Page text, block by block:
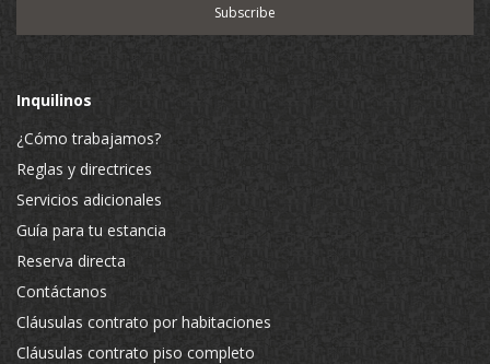
Inquilinos
¿Cómo trabajamos?
Reglas y directrices
Servicios adicionales
Guía para tu estancia
Reserva directa
Contáctanos
Cláusulas contrato por habitaciones
Cláusulas contrato piso completo